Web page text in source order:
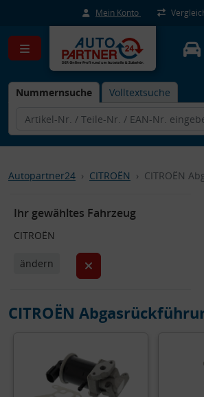
Mein Konto
Nummernsuche Volltextsuche
Autopartner24 CITROËN CITROËN
Ihr gewähltes Fahrzeug
CITROËN
ändern
CITROËN